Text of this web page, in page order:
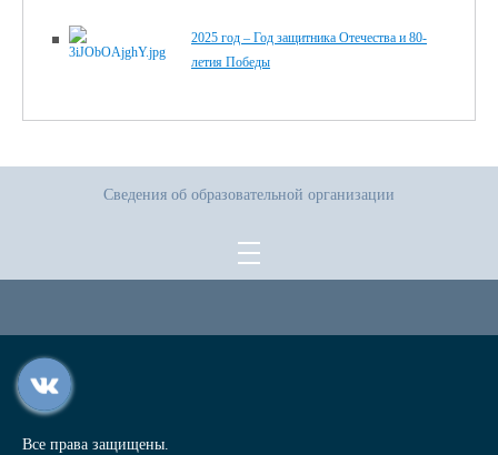
2025 год – Год защитника Отечества и 80-
летия Победы
Сведения об образовательной организации
Все права защищены.